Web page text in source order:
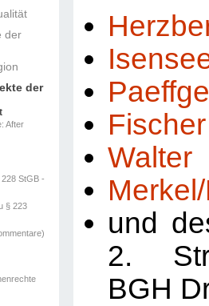
der
der
After
StGB -
§ 223
Fischer
Walter
und
2.
BGH